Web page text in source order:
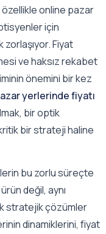
online pazar
için
zorlaşıyor. Fiyat
ve haksız rekabet
önemini bir kez
yerlerinde fiyatı
bir optik
bir strateji haline
bu zorlu süreçte
değil, aynı
stratejik çözümler
dinamiklerini, fiyat